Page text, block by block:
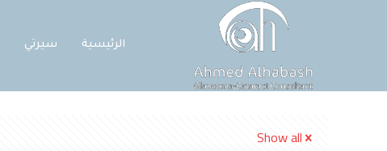
الرئيسية سيرتي
Show all